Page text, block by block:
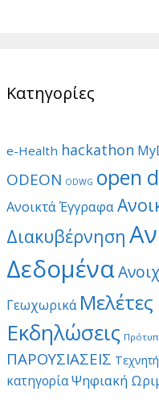
Κατηγορίες
e-Health hackathon
ODEON ODWG open
Ανοικτά Έγγραφα
Διακυβέρνηση
Δεδομένα
Γεωχωρικά Μελέτες
Εκδηλώσεις
ΠΑΡΟΥΣΙΑΣΕΙΣ
κατηγορίαΨηφιακή